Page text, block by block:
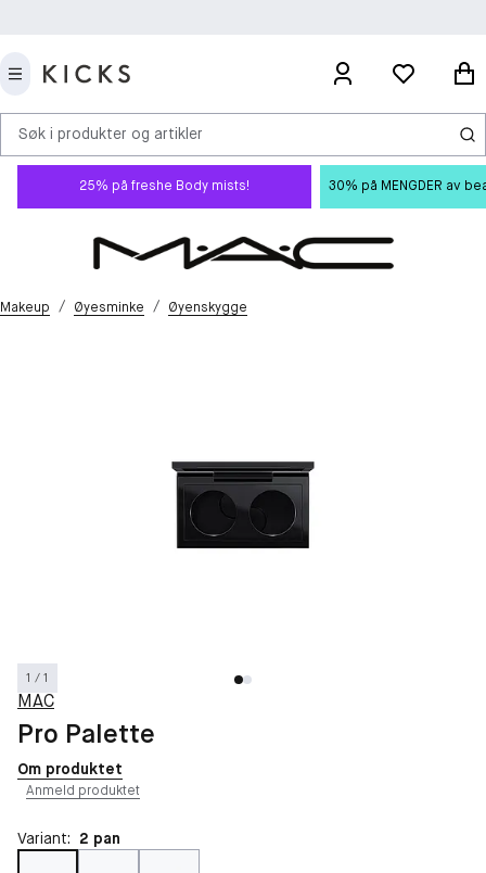
Søk i produkter og artikler
25% på freshe Body mists! 30% på MENGDER av
Makeup / Øyesminke / Øyenskygge
1 / 1
MAC
Pro Palette
Om produktet
Anmeld produktet
Variant: 2 pan